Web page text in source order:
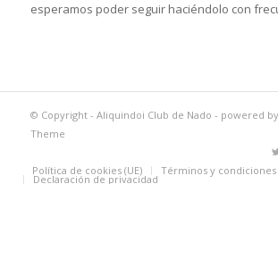
esperamos poder seguir haciéndolo con
© Copyright - Aliquindoi Club de Nado - powered
Theme
Política de cookies (UE) Términos y condiciones
Declaración de privacidad